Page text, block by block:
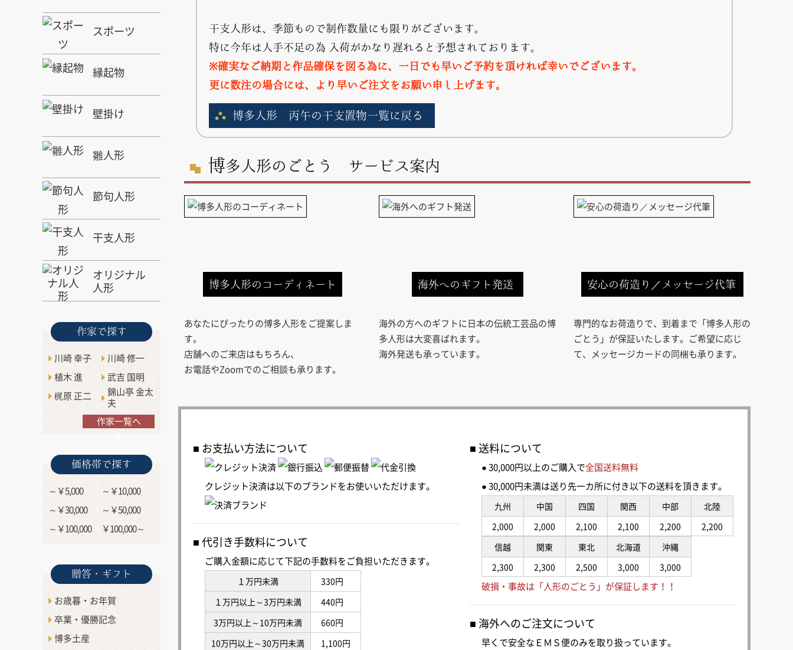
干支人形は、季節もので制作数量にも限りがございます。
特に今年は人手不足の為 入荷がかなり遅れると予想されております。
※確実なご納期と作品確保を図る為に、一日でも早いご予約を頂ければ幸いでございます。
更に数注の場合には、より早いご注文をお願い申し上げます。
博多人形 丙午の干支置物一覧に戻る
博多人形のごとう サービス案内
博多人形のコーディネート
あなたにぴったりの博多人形をご提案しま
す。
店舗へのご来店はもちろん、
お電話やZoomでのご相談も承ります。
海外へのギフト発送
海外の方へのギフトに日本の伝統工芸品の博
多人形は大変喜ばれます。
海外発送も承っています。
安心の荷造り／メッセージ代筆
専門的なお荷造りで、到着まで「博多人形の
ごとう」が保証いたします。ご希望に応じ
て、メッセージカードの同梱も承ります。
お支払い方法について
クレジット決済は以下のブランドをお使いいただけます。
代引き手数料について
ご購入金額に応じて下記の手数料をご負担いただきます。
１万円未満
330円
１万円以上～3万円未満
440円
3万円以上～10万円未満
660円
10万円以上～30万円未満
1,100円
送料について
● 30,000円以上のご購入で全国送料無料
● 30,000円未満は送り先一カ所に付き以下の送料を頂きます。
九州 中国 四国 関西 中部
北陸
2,000
2,000 2,100 2,100 2,200
2,200
信越
関東 東北 北海道
沖縄
2,300
2,300 2,500 3,000 3,000
破損・事故は「人形のごとう」が保証します！！
海外へのご注文について
早くで安全なＥＭＳ便のみを取り扱っています。
スポーツ
縁起物
壁掛け
雛人形
節句人形
干支人形
オリジナル
人形
作家で探す
川崎 幸子
川崎 修一
植木 進
武吉 国明
梶原 正二
錦山亭 金太
夫
作家一覧へ
価格帯で探す
～￥5,000
～￥10,000
～￥30,000
～￥50,000
～￥100,000
￥100,000～
贈答・ギフト
お歳暮・お年賀
卒業・優勝記念
博多土産